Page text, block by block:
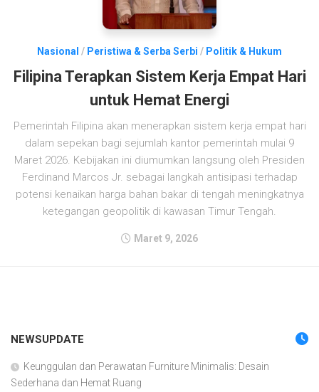
Nasional / Peristiwa & Serba Serbi / Politik & Hukum
Filipina Terapkan Sistem Kerja Empat Hari
untuk Hemat Energi
Pemerintah Filipina akan menerapkan sistem kerja empat hari
dalam sepekan bagi sejumlah kantor pemerintah mulai 9
Maret 2026. Kebijakan ini diumumkan langsung oleh Presiden
Ferdinand Marcos Jr. sebagai langkah antisipasi terhadap
potensi kenaikan harga bahan bakar di tengah meningkatnya
ketegangan geopolitik di kawasan Timur Tengah.
Maret 9, 2026
NEWSUPDATE
Keunggulan dan Perawatan Furniture Minimalis: Desain
Sederhana dan Hemat Ruang